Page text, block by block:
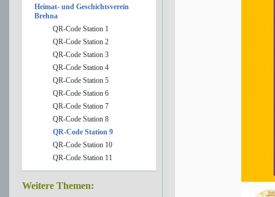
Heimat- und Geschichtsverein
Brehna
QR-Code Station 1
QR-Code Station 2
QR-Code Station 3
QR-Code Station 4
QR-Code Station 5
QR-Code Station 6
QR-Code Station 7
QR-Code Station 8
QR-Code Station 9
QR-Code Station 10
QR-Code Station 11
Weitere Themen: